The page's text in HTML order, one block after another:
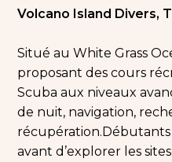
Volcano Island Divers,
Situé au White Grass
proposant des cours
Scuba aux niveaux
de nuit, navigation,
récupération.Débutants
avant d’explorer les